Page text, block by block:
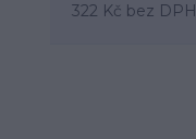
322 Kč bez DPH